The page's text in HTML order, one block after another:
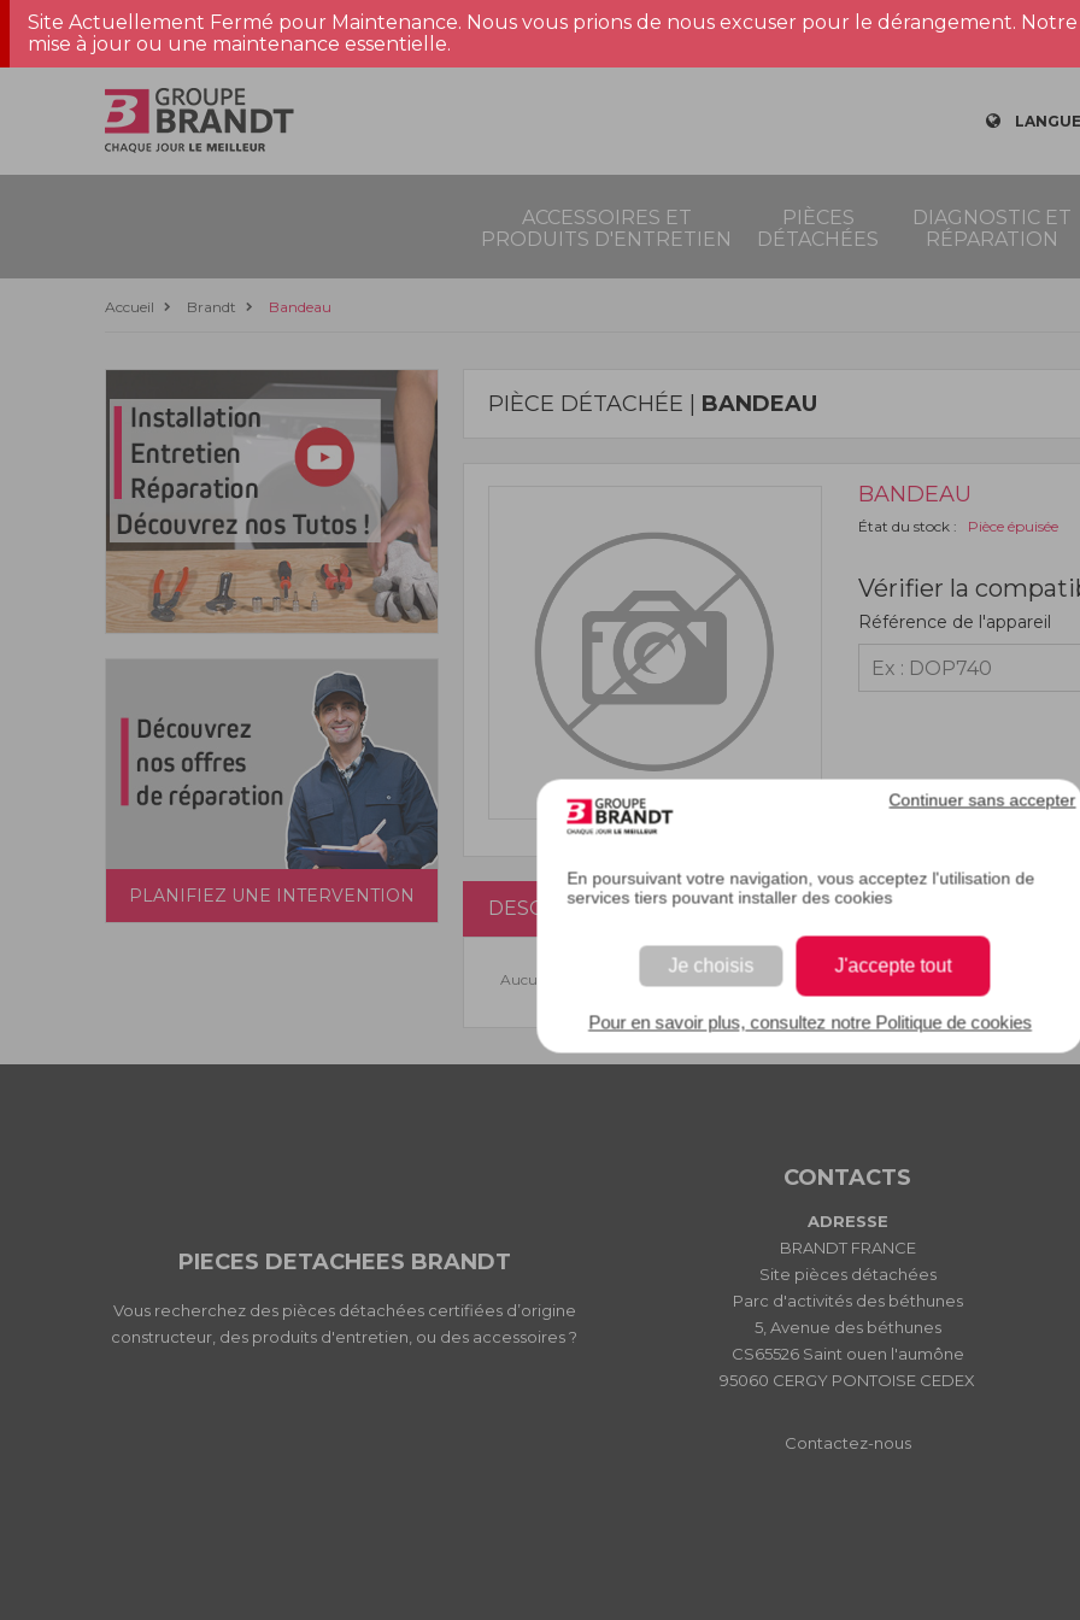
En poursuivant votre navigation, vous acceptez l'utilisation de
services tiers pouvant installer des cookies
Je choisis J'accepte tout
Continuer sans accepter
Pour en savoir plus, consultez notre Politique de cookies
Site Actuellement Fermé pour Maintenance. Nous vous prions de nous excuser pour le dérangement.
mise à jour ou une maintenance essentielle.
ACCESSOIRES ET
PRODUITS D'ENTRETIEN
PIÈCES
DÉTACHÉES
DIAGNOSTIC ET
RÉPARATION
Accueil Brandt Bandeau
PLANIFIEZ UNE INTERVENTION
PIÈCE DÉTACHÉE | BANDEAU
BANDEAU
État du stock : Pièce épuisée
Vérifier la
Référence de l'appareil
DESCRIPTION
Aucune description.
PIECES DETACHEES BRANDT
Vous recherchez des pièces détachées certifiées d’origine
constructeur, des produits d'entretien, ou des accessoires ?
CONTACTS
ADRESSE
BRANDT FRANCE
Site pièces détachées
Parc d'activités des béthunes
5, Avenue des béthunes
CS65526 Saint ouen l'aumône
95060 CERGY PONTOISE CEDEX
Contactez-nous